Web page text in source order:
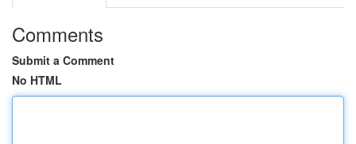
Comments
Submit a Comment
No HTML